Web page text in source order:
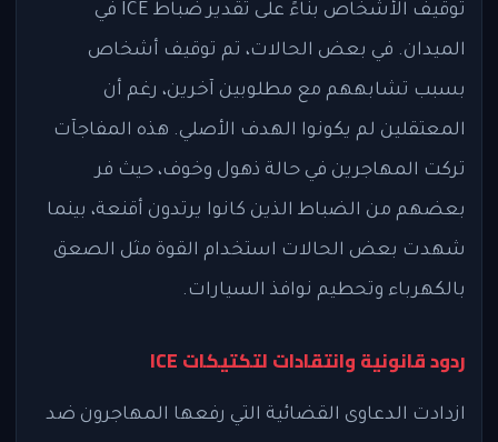
توقيف الأشخاص بناءً على تقدير ضباط ICE في
الميدان. في بعض الحالات، تم توقيف أشخاص
بسبب تشابههم مع مطلوبين آخرين، رغم أن
المعتقلين لم يكونوا الهدف الأصلي. هذه المفاجآت
تركت المهاجرين في حالة ذهول وخوف، حيث فر
بعضهم من الضباط الذين كانوا يرتدون أقنعة، بينما
شهدت بعض الحالات استخدام القوة مثل الصعق
بالكهرباء وتحطيم نوافذ السيارات.
ردود قانونية وانتقادات لتكتيكات ICE
ازدادت الدعاوى القضائية التي رفعها المهاجرون ضد